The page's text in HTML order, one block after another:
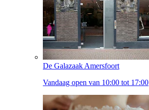
De Galazaak Amersfoort
Vandaag open van 10:00 tot 17:00